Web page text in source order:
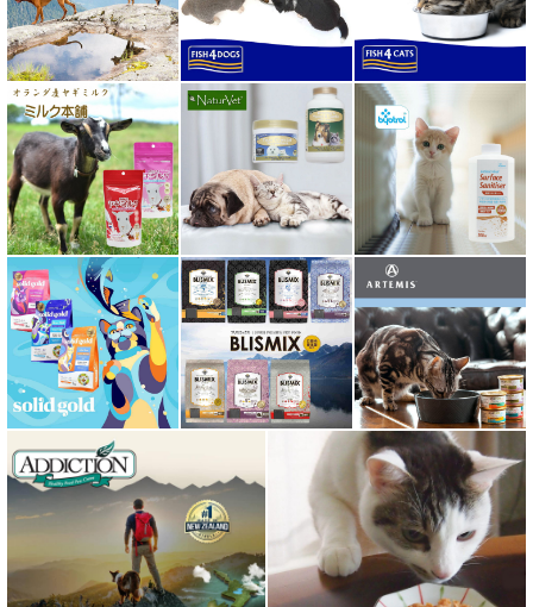
ママクック
ミャウ MEOW
ミャオイングヘッズ MEOWING HEADS
ミルク本舗
ムーラムーラ Moora Moora
ルイトモ RUITOMO
ロザイボトル
ロッカ ROKKA
ワイルドランド Wildes Land
わんぽうやく
ナチュラル重曹 アイテム合同会社